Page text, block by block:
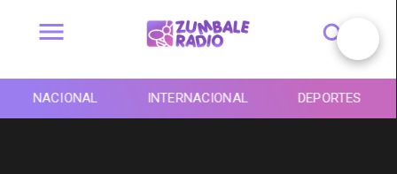
NACIONAL INTERNACIONAL DEPORTES